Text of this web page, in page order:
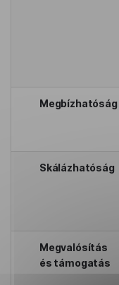
Megbízhatóság
Skálázhatóság
Megvalósítás
és támogatás